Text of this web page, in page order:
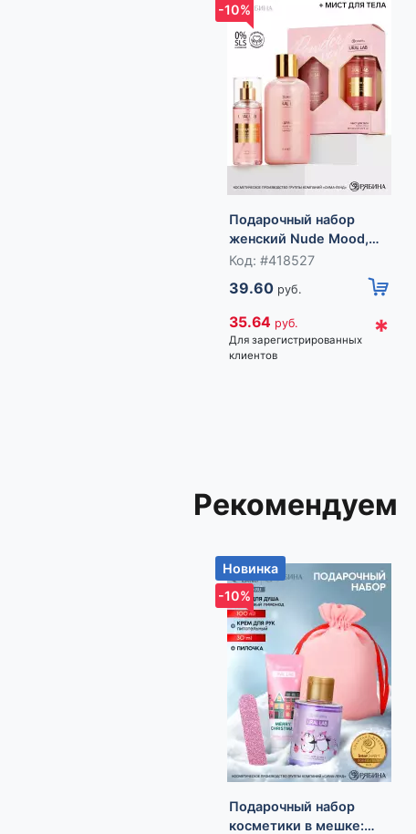
-10%
Подарочный набор
женский Nude Mood,
гель для душа, мист
Код: #418527
39.60 руб.
35.64 руб.
Для зарегистрированных
клиентов
*
Рекомендуем
Новинка
-10%
Подарочный набор
косметики в мешке: